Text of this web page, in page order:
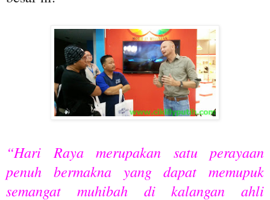
“Hari Raya merupakan satu perayaan
penuh bermakna yang dapat memupuk
semangat muhibah di kalangan ahli